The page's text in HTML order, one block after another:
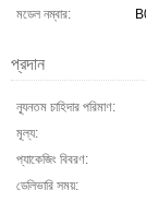
মডেল নম্বার:
প্রদান
ন্যূনতম চাহিদার পরিমাণ:
মূল্য:
প্যাকেজিং বিবরণ:
ডেলিভারি সময়: